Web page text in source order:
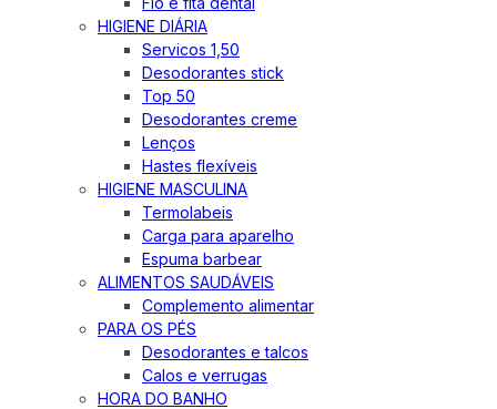
HIGIENE DIÁRIA
Servicos 1,50
Desodorantes stick
Top 50
Desodorantes creme
Lenços
Hastes flexíveis
HIGIENE MASCULINA
Termolabeis
Carga para aparelho
Espuma barbear
ALIMENTOS SAUDÁVEIS
Complemento alimentar
PARA OS PÉS
Desodorantes e talcos
Calos e verrugas
HORA DO BANHO